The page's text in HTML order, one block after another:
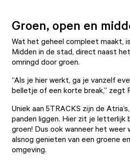
Groen, open en
Wat het geheel compleet maakt,
Midden in de stad, direct naast
omringd door groen.
“Als je hier werkt, ga je vanzelf
belletje of een korte break,” zegt
Uniek aan 5TRACKS zijn de
panden liggen. Hier zit je letterlijk
groen! Dus ook wanneer het weer
alsnog genieten van een groene
omgeving.